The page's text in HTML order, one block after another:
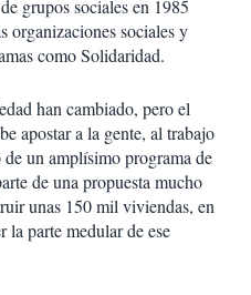
grupos sociales en 1985
organizaciones sociales y
como Solidaridad.
han cambiado, pero el
apostar a la gente, al trabajo
un amplísimo programa de
de una propuesta mucho
unas 150 mil viviendas, en
la parte medular de ese